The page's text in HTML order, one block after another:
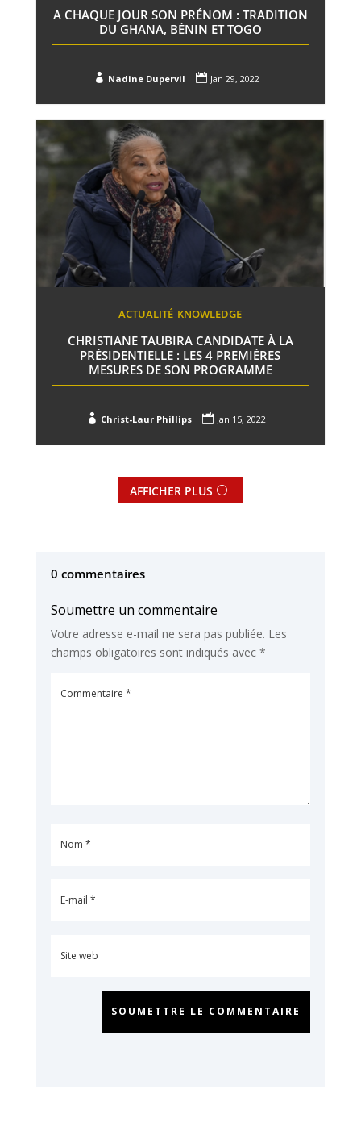
A CHAQUE JOUR SON PRÉNOM : TRADITION
DU GHANA, BÉNIN ET TOGO
 Nadine Dupervil  Jan 29, 2022
ACTUALITÉ KNOWLEDGE
CHRISTIANE TAUBIRA CANDIDATE À LA
PRÉSIDENTIELLE : LES 4 PREMIÈRES
MESURES DE SON PROGRAMME
 Christ-Laur Phillips  Jan 15, 2022
AFFICHER PLUS
0 commentaires
Soumettre un commentaire
Votre adresse e-mail ne sera pas publiée. Les
champs obligatoires sont indiqués avec *
SOUMETTRE LE COMMENTAIRE